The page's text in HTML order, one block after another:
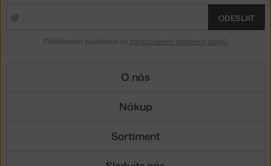
ODESLAT
Přihlášením souhlasíte se zpracováním osobních údajů
O nás
Nákup
Sortiment